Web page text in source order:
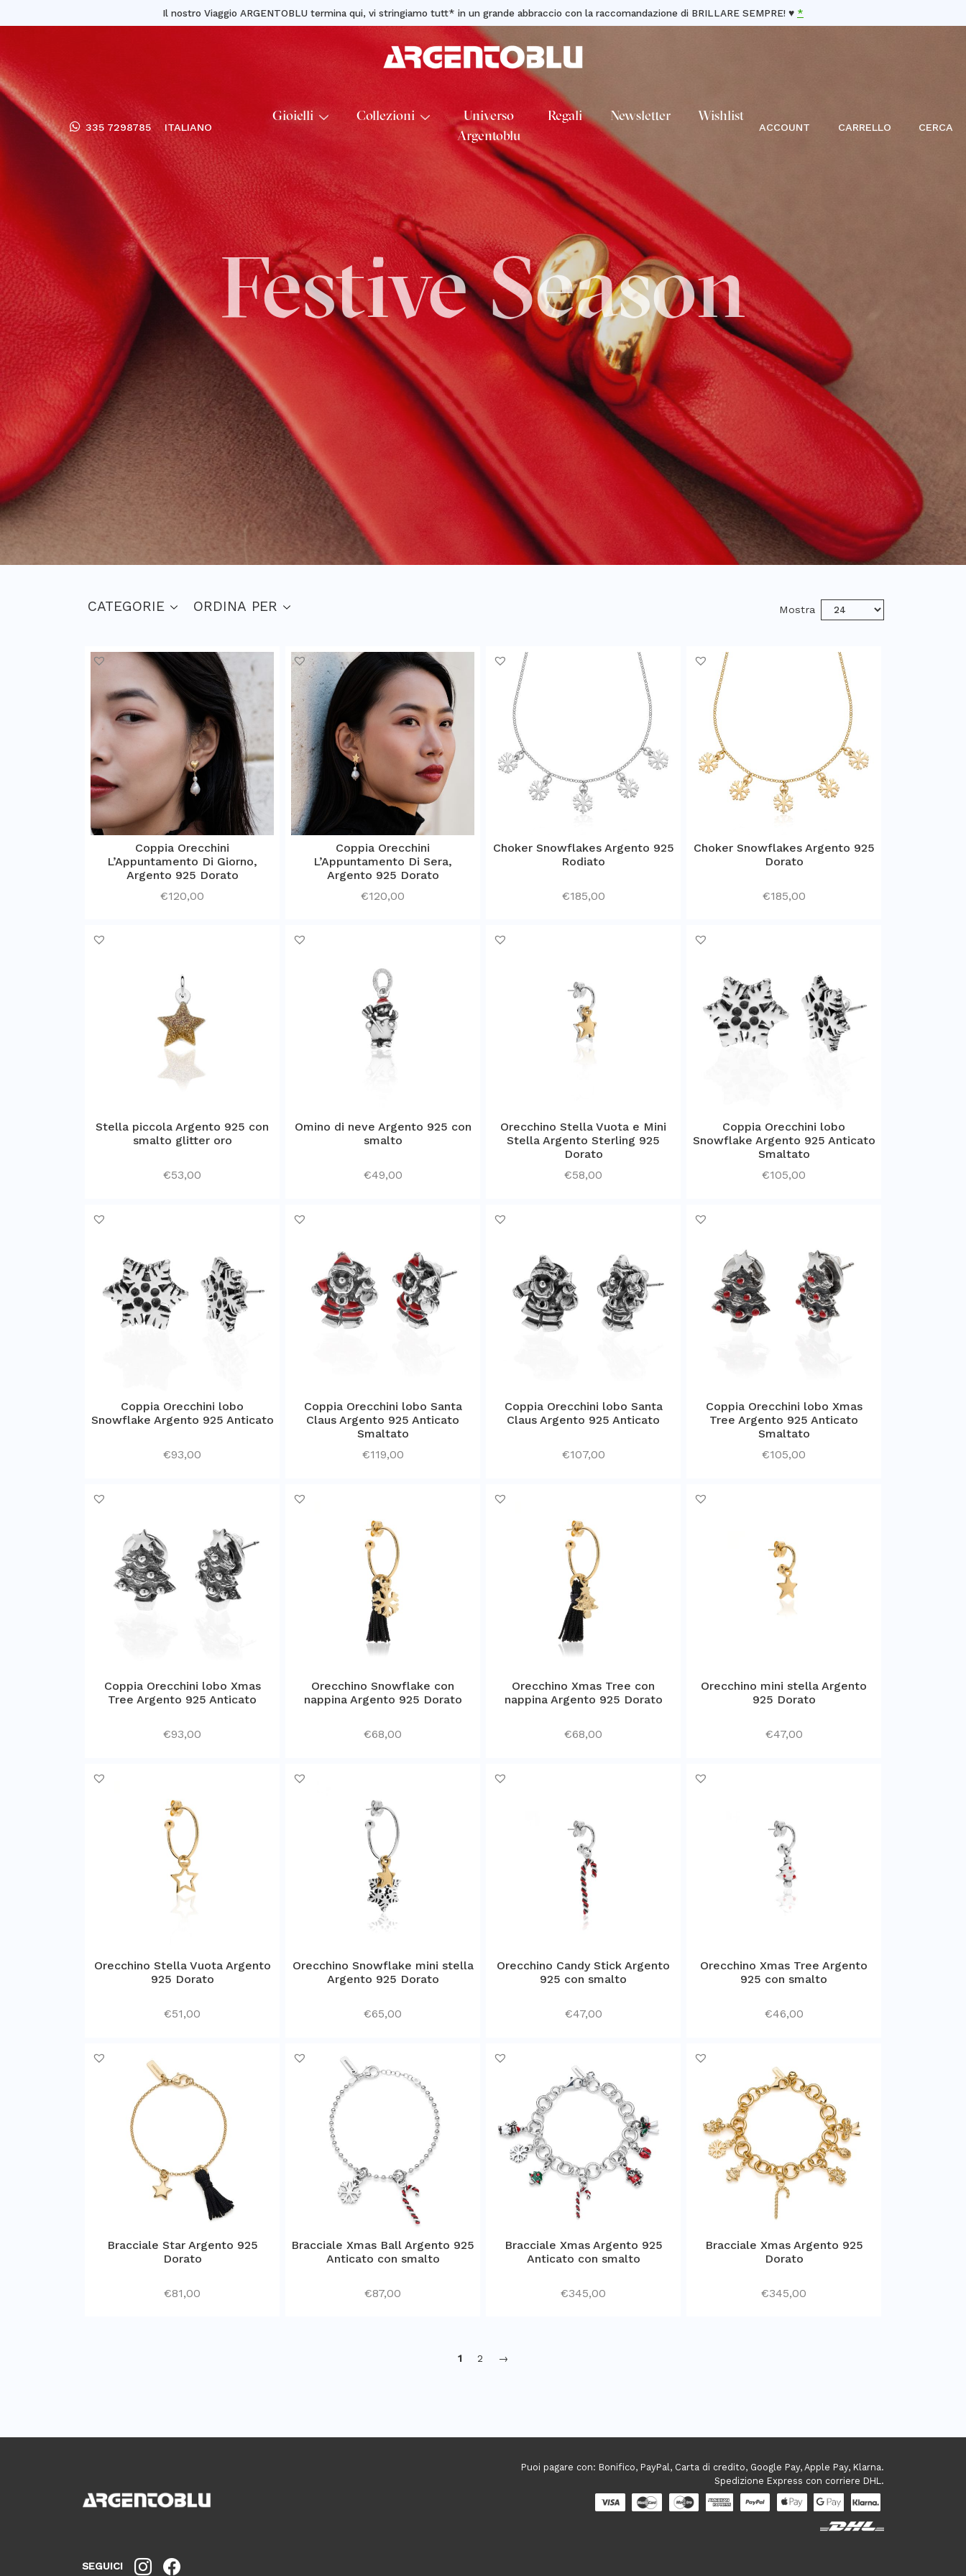
Il nostro Viaggio ARGENTOBLU termina qui, vi stringiamo tutt* in un grande abbraccio con la raccomandazione di BRILLARE SEMPRE! ♥️ *
335 7298785 ITALIANO
Gioielli Collezioni
Universo
Argentoblu
Regali Newsletter Wishlist
ACCOUNT CARRELLO CERCA
Festive Season
CATEGORIE ORDINA PER Mostra
Coppia Orecchini
L’Appuntamento Di Giorno,
Argento 925 Dorato
€120,00
Coppia Orecchini
L’Appuntamento Di Sera,
Argento 925 Dorato
€120,00
Choker Snowflakes Argento 925
Rodiato
€185,00
Choker Snowflakes Argento 925
Dorato
€185,00
Stella piccola Argento 925 con
smalto glitter oro
€53,00
Omino di neve Argento 925 con
smalto
€49,00
Orecchino Stella Vuota e Mini
Stella Argento Sterling 925
Dorato
€58,00
Coppia Orecchini lobo
Snowflake Argento 925 Anticato
Smaltato
€105,00
Coppia Orecchini lobo
Snowflake Argento 925 Anticato
€93,00
Coppia Orecchini lobo Santa
Claus Argento 925 Anticato
Smaltato
€119,00
Coppia Orecchini lobo Santa
Claus Argento 925 Anticato
€107,00
Coppia Orecchini lobo Xmas
Tree Argento 925 Anticato
Smaltato
€105,00
Coppia Orecchini lobo Xmas
Tree Argento 925 Anticato
€93,00
Orecchino Snowflake con
nappina Argento 925 Dorato
€68,00
Orecchino Xmas Tree con
nappina Argento 925 Dorato
€68,00
Orecchino mini stella Argento
925 Dorato
€47,00
Orecchino Stella Vuota Argento
925 Dorato
€51,00
Orecchino Snowflake mini stella
Argento 925 Dorato
€65,00
Orecchino Candy Stick Argento
925 con smalto
€47,00
Orecchino Xmas Tree Argento
925 con smalto
€46,00
Bracciale Star Argento 925
Dorato
€81,00
Bracciale Xmas Ball Argento 925
Anticato con smalto
€87,00
Bracciale Xmas Argento 925
Anticato con smalto
€345,00
Bracciale Xmas Argento 925
Dorato
€345,00
1 2 →
Puoi pagare con: Bonifico, PayPal, Carta di credito, Google Pay, Apple Pay, Klarna.
Spedizione Express con corriere DHL.
SEGUICI